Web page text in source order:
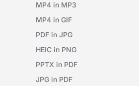
MP4 in MP3
MP4 in GIF
PDF in JPG
HEIC in PNG
PPTX in PDF
JPG in PDF